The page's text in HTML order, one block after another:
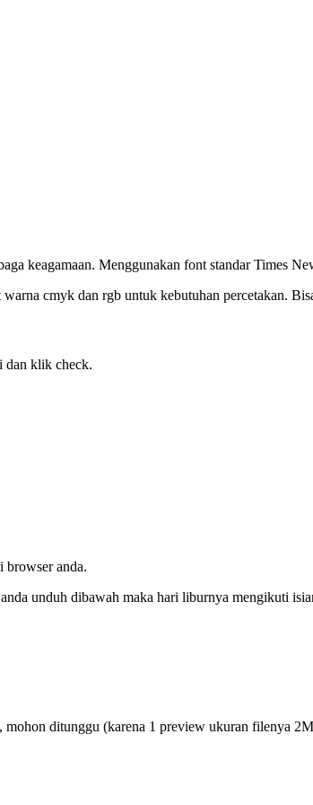
keagamaan. Menggunakan font standar Times
cmyk dan rgb untuk kebutuhan percetakan.
dan klik check.
browser anda.
unduh dibawah maka hari liburnya mengikuti
ditunggu (karena 1 preview ukuran filenya